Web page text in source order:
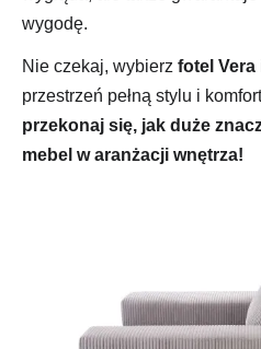
wygodę.
Nie czekaj, wybierz fotel Vera
przestrzeń pełną stylu i
przekonaj się, jak duże
mebel w aranżacji wnętrza!